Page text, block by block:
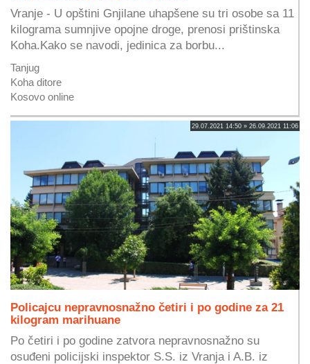
Vranje - U opštini Gnjilane uhapšene su tri osobe sa 11
kilograma sumnjive opojne droge, prenosi prištinska
Koha.Kako se navodi, jedinica za borbu...
Tanjug
Koha ditore
Kosovo online
29.07.2021 14:50 » 26.09.2021 11:06
Policajcu nepravnosnažno četiri i po godine za 21
kilogram marihuane
Po četiri i po godine zatvora nepravnosnažno su
osuđeni policijski inspektor S.S. iz Vranja i A.B. iz